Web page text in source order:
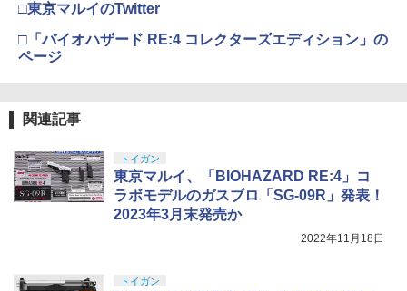
□東京マルイのTwitter
□「バイオハザード RE:4 コレクターズエディション」の
ページ
関連記事
トイガン
東京マルイ、「BIOHAZARD RE:4」コ
ラボモデルのガスブロ「SG-09R」発表！
2023年3月末発売か
2022年11月18日
トイガン